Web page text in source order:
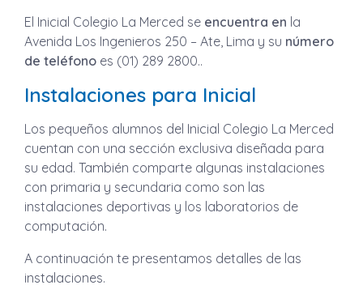
El Inicial Colegio La Merced se encuentra en la
Avenida Los Ingenieros 250 – Ate, Lima y su número
de teléfono es (01) 289 2800..
Instalaciones para Inicial
Los pequeños alumnos del Inicial Colegio La Merced
cuentan con una sección exclusiva diseñada para
su edad. También comparte algunas instalaciones
con primaria y secundaria como son las
instalaciones deportivas y los laboratorios de
computación.
A continuación te presentamos detalles de las
instalaciones.